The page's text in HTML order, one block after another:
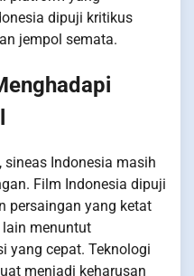
dipuji kritikus
jempol semata.
Indonesia masih
Film Indonesia dipuji
persaingan yang ketat
menuntut
yang cepat. Teknologi
menjadi keharusan